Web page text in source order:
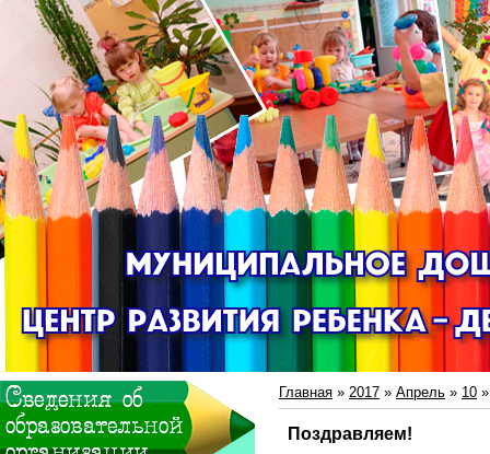
Главная » 2017 » Апрель » 10
Поздравляем!